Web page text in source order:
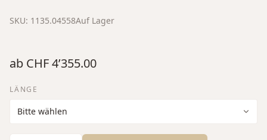
SKU: 1135.04558Auf Lager
ab CHF 4’355.00
LÄNGE